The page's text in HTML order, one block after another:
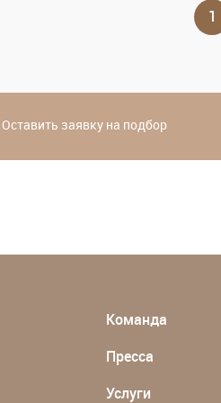
1
Оставить заявку на подбор
Команда
Пресса
Услуги